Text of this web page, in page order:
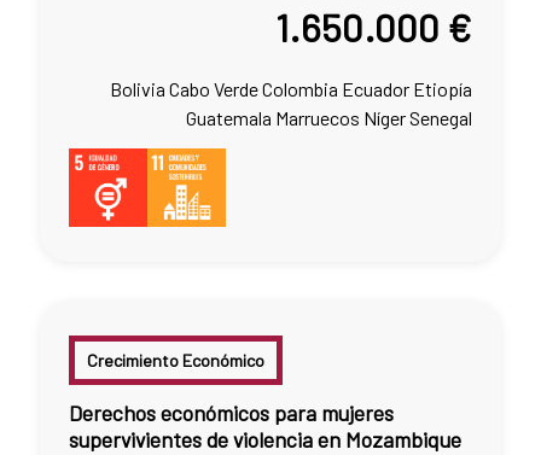
1.650.000 €
Bolivia Cabo VerdeColombia Ecuador Etiopía
Guatemala Marruecos NígerSenegal
Crecimiento Económico
Derechos económicos para mujeres
supervivientes de violencia en Mozambique